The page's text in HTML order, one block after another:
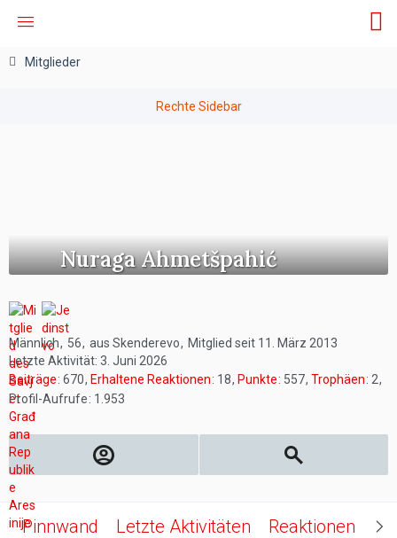
Mitglieder
Nuraga Ahmetšpahić
Männlich 56 aus Skenderevo
Mitglied seit 11. März 2013
Letzte Aktivität: 3. Juni 2026
Beiträge 670 Erhaltene Reaktionen 18 Punkte 557 Trophäen 2
Profil-Aufrufe 1.953
Pinnwand Letzte Aktivitäten Reaktionen